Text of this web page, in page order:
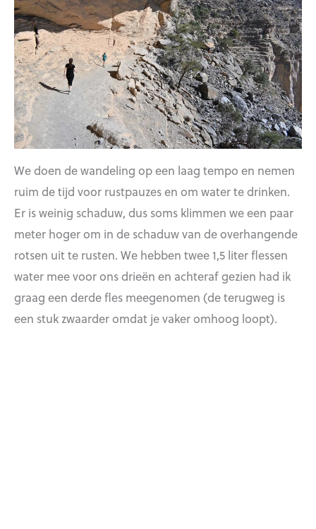
We doen de wandeling op een laag tempo en nemen
ruim de tijd voor rustpauzes en om water te drinken.
Er is weinig schaduw, dus soms klimmen we een paar
meter hoger om in de schaduw van de overhangende
rotsen uit te rusten. We hebben twee 1,5 liter flessen
water mee voor ons drieën en achteraf gezien had ik
graag een derde fles meegenomen (de terugweg is
een stuk zwaarder omdat je vaker omhoog loopt).